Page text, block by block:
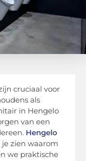
cruciaal voor
als
in Hengelo
van een
Hengelo
zien waarom
we praktische